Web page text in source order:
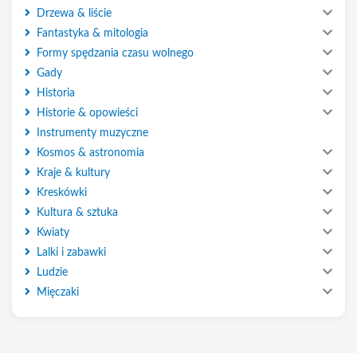
Drzewa & liście
Fantastyka & mitologia
Formy spędzania czasu wolnego
Gady
Historia
Historie & opowieści
Instrumenty muzyczne
Kosmos & astronomia
Kraje & kultury
Kreskówki
Kultura & sztuka
Kwiaty
Lalki i zabawki
Ludzie
Mięczaki